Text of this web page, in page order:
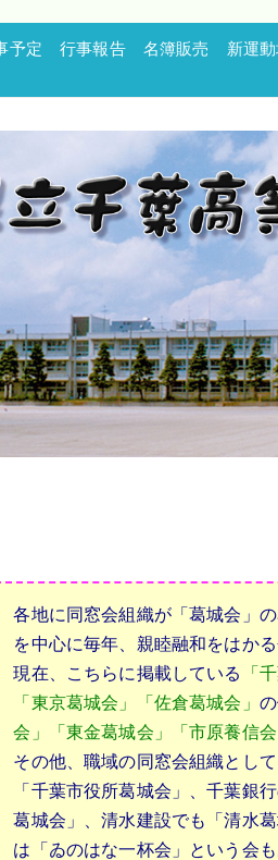
予定 行事報告 名簿販売 新運
各地に同窓会組織が「葛城会」
を中心に毎年、親睦融和をはか
現在、こちらに掲載している
「
「東京葛城会」「佐倉葛城会」
会」「東金葛城会」「市原養信会
その他、職域の同窓会組織とし
「千葉市役所葛城会」、千葉銀
葛城会」、清水建設でも「清水
は「ゐのはな一杯会」という会も